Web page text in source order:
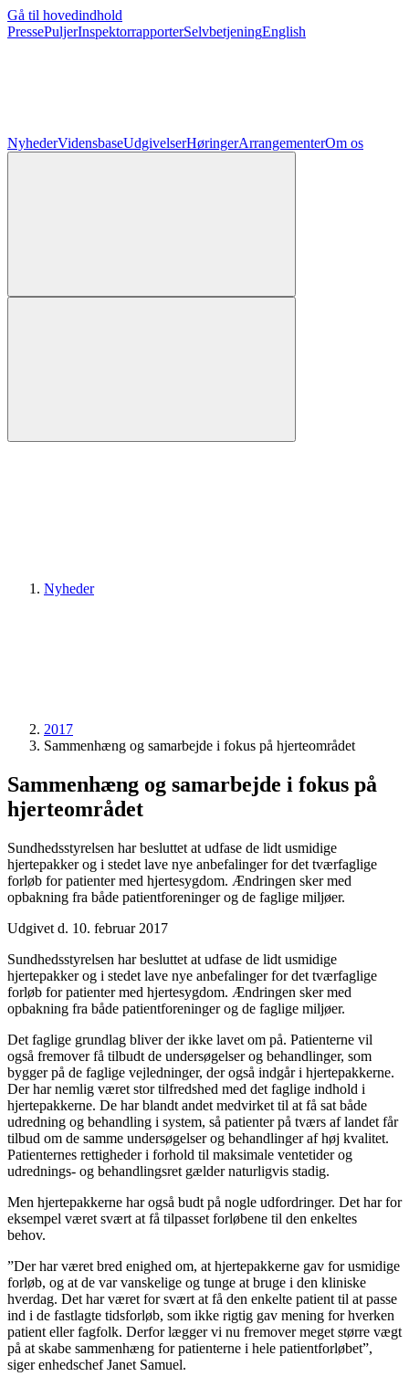
Gå til hovedindhold
PressePuljerInspektorrapporterSelvbetjeningEnglish
NyhederVidensbaseUdgivelserHøringerArrangementerOm os
Nyheder
2017
Sammenhæng og samarbejde i fokus på hjerteområdet
Sammenhæng og samarbejde i fokus på
hjerteområdet
Sundhedsstyrelsen har besluttet at udfase de lidt usmidige
hjertepakker og i stedet lave nye anbefalinger for det tværfaglige
forløb for patienter med hjertesygdom. Ændringen sker med
opbakning fra både patientforeninger og de faglige miljøer.
Udgivet d. 10. februar 2017
Sundhedsstyrelsen har besluttet at udfase de lidt usmidige
hjertepakker og i stedet lave nye anbefalinger for det tværfaglige
forløb for patienter med hjertesygdom. Ændringen sker med
opbakning fra både patientforeninger og de faglige miljøer.
Det faglige grundlag bliver der ikke lavet om på. Patienterne vil
også fremover få tilbudt de undersøgelser og behandlinger, som
bygger på de faglige vejledninger, der også indgår i hjertepakkerne.
Der har nemlig været stor tilfredshed med det faglige indhold i
hjertepakkerne. De har blandt andet medvirket til at få sat både
udredning og behandling i system, så patienter på tværs af landet får
tilbud om de samme undersøgelser og behandlinger af høj kvalitet.
Patienternes rettigheder i forhold til maksimale ventetider og
udrednings- og behandlingsret gælder naturligvis stadig.
Men hjertepakkerne har også budt på nogle udfordringer. Det har for
eksempel været svært at få tilpasset forløbene til den enkeltes
behov.
”Der har været bred enighed om, at hjertepakkerne gav for usmidige
forløb, og at de var vanskelige og tunge at bruge i den kliniske
hverdag. Det har været for svært at få den enkelte patient til at passe
ind i de fastlagte tidsforløb, som ikke rigtig gav mening for hverken
patient eller fagfolk. Derfor lægger vi nu fremover meget større vægt
på at skabe sammenhæng for patienterne i hele patientforløbet”,
siger enhedschef Janet Samuel.